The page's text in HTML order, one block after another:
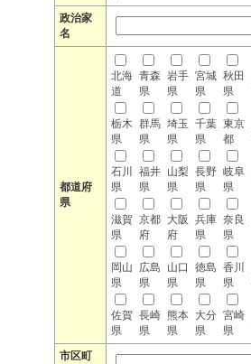
政治家
名
都道府
県
北海
道
青森
県
岩手
県
宮城
県
秋田
県
栃木
県
群馬
県
埼玉
県
千葉
県
東京
都
石川
県
福井
県
山梨
県
長野
県
岐阜
県
滋賀
県
京都
府
大阪
府
兵庫
県
奈良
県
岡山
県
広島
県
山口
県
徳島
県
香川
県
佐賀
県
長崎
県
熊本
県
大分
県
宮崎
県
市区町